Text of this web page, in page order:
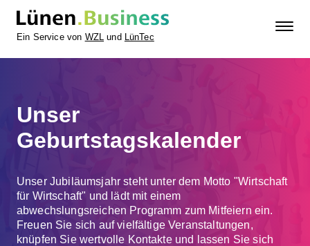
Ein Service von WZL und LünTec
Unser
Geburtstagskalender
Unser Jubiläumsjahr steht unter dem Motto "Wirtschaft
für Wirtschaft" und lädt mit einem
abwechslungsreichen Programm zum Mitfeiern ein.
Freuen Sie sich auf vielfältige Veranstaltungen,
knüpfen Sie wertvolle Kontakte und lassen Sie sich